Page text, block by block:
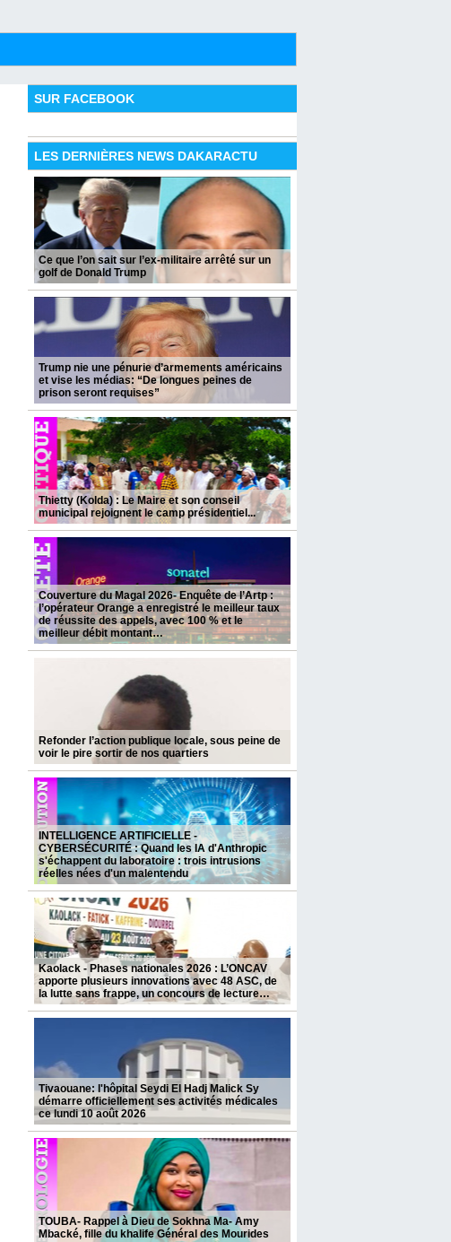
SUR FACEBOOK
LES DERNIÈRES NEWS DAKARACTU
Ce que l’on sait sur l’ex-militaire arrêté sur un
golf de Donald Trump
Trump nie une pénurie d’armements américains
et vise les médias: “De longues peines de
prison seront requises”
‎Thietty (Kolda) : Le Maire et son conseil
municipal rejoignent le camp présidentiel...
Couverture du Magal 2026- Enquête de l’Artp :
l’opérateur Orange a enregistré le meilleur taux
de réussite des appels, avec 100 % et le
meilleur débit montant…
Refonder l’action publique locale, sous peine de
voir le pire sortir de nos quartiers
INTELLIGENCE ARTIFICIELLE -
CYBERSÉCURITÉ : Quand les IA d'Anthropic
s'échappent du laboratoire : trois intrusions
réelles nées d'un malentendu
Kaolack - Phases nationales 2026 : L’ONCAV
apporte plusieurs innovations avec 48 ASC, de
la lutte sans frappe, un concours de lecture…
Tivaouane: l'hôpital Seydi El Hadj Malick Sy
démarre officiellement ses activités médicales
ce lundi 10 août 2026
TOUBA- Rappel à Dieu de Sokhna Ma- Amy
Mbacké, fille du khalife Général des Mourides